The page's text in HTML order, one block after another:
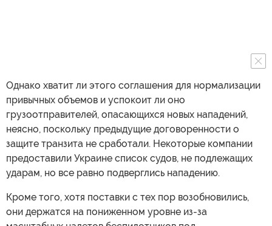
Однако хватит ли этого соглашения для нормализации
привычных объемов и успокоит ли оно
грузоотправителей, опасающихся новых нападений,
неясно, поскольку предыдущие договоренности о
защите транзита не сработали. Некоторые компании
предоставили Украине список судов, не подлежащих
ударам, но все равно подверглись нападению.
Кроме того, хотя поставки с тех пор возобновились,
они держатся на пониженном уровне из-за